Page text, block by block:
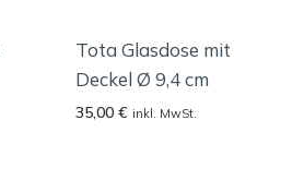
Tota Glasdose mit
Deckel Ø 9,4 cm
35,00 € inkl. MwSt.